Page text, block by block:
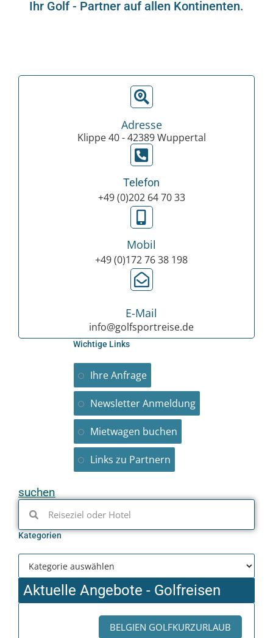
Ihr Golf - Partner auf allen Kontinenten.
Adresse
Klippe 40 - 42389 Wuppertal
Telefon
+49 (0)202 64 70 33
Mobil
+49 (0)172 76 38 198
E-Mail
info@golfsportreise.de
Wichtige Links
Ihre Anfrage
Newsletter Anmeldung
Mietwagen buchen
Links zu Partnern
suchen
Kategorien
Aktuelle Angebote - Golfreisen
BELGIEN GOLFKURZURLAUB